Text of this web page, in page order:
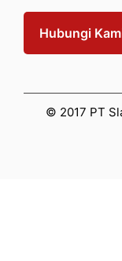
Hubungi
© 2017 PT